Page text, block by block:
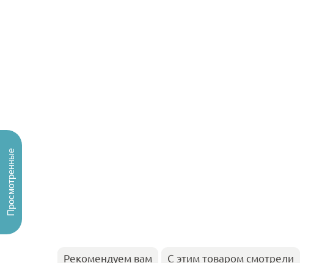
Рекомендуем вам С этим товаром смотрели
Просмотренные